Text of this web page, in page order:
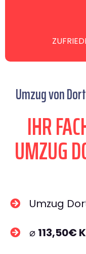
Umzug von
IHR
UMZUG
Umzug
⌀ 113,50€